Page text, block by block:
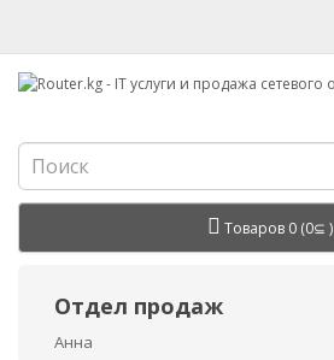
Товаров 0 (0⊆ )
Отдел продаж
Анна